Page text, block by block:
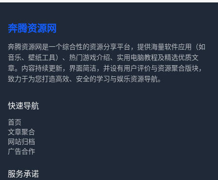
奔腾资源网
奔腾资源网是一个综合性的资源分享平台，提供海量软件应用（如
音乐、壁纸工具）、热门游戏介绍、实用电脑教程及精选优质文
章。内容持续更新，界面简洁，并设有用户评价与资源聚合版块，
致力于为您打造高效、安全的学习与娱乐资源导航。
快速导航
首页
文章聚合
网站归档
广告合作
服务承诺